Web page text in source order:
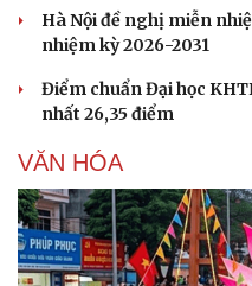
Hà Nội đề nghị miễn
nhiệm kỳ 2026-2031
Điểm chuẩn Đại học
nhất 26,35 điểm
VĂN HÓA